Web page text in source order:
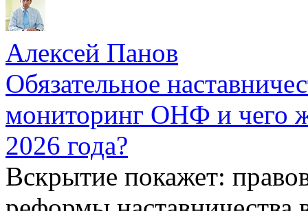
Алексей Панов
Обязательное
мониторинг ОНФ и чего
2026 года?
Вскрытие покажет: